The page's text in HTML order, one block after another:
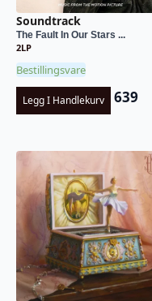
Soundtrack
The Fault In Our Stars ...
2LP
Bestillingsvare
Legg I Handlekurv 639